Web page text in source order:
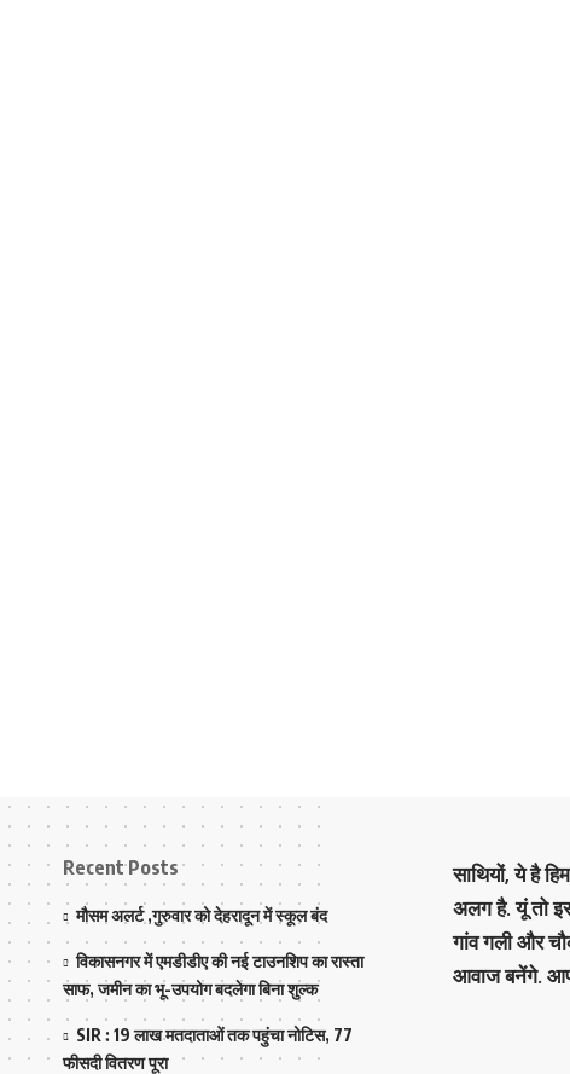
Recent Posts
मौसम अलर्ट ,गुरुवार को देहरादून में स्कूल बंद
विकासनगर में एमडीडीए की नई टाउनशिप का रास्ता
साफ, जमीन का भू-उपयोग बदलेगा बिना शुल्क
SIR : 19 लाख मतदाताओं तक पहुंचा नोटिस, 77
फीसदी वितरण पूरा
साथियों, ये है
अलग है. यूं तो
गांव गली और
आवाज बनेंगे. आप